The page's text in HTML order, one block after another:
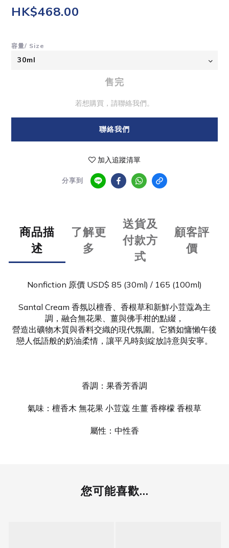
HK$468.00
容量/ Size
售完
若想購買，請聯絡我們。
聯絡我們
加入追蹤清單
分享到
商品描
述
了解更
多
送貨及
付款方
式
顧客評
價
Nonfiction 原價 USD$ 85 (30ml) / 165 (100ml)
Santal Cream 香氛以檀香、香根草和新鮮小荳蔻為主
調，融合無花果、薑與佛手柑的點綴，
營造出礦物木質與香料交織的現代氛圍。它猶如慵懶午後
戀人低語般的奶油柔情，讓平凡時刻綻放詩意與安寧。
香調：果香芳香調
氣味：檀香木 無花果 小荳蔻 生薑 香檸檬 香根草
屬性：中性香
您可能喜歡...